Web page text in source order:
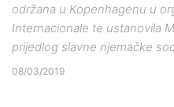
održana u Kopenhagenu u
Internacionale te ustanovila
prijedlog slavne njemačke
08/03/2019